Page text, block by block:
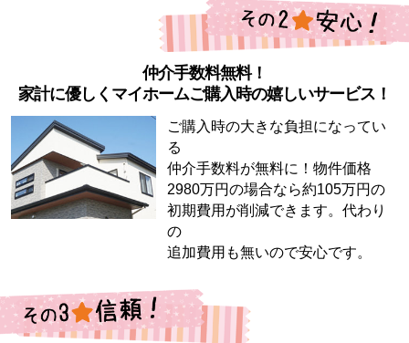
仲介手数料無料！
家計に優しくマイホームご購入時の嬉しいサービス！
ご購入時の大きな負担になってい
る
仲介手数料が無料に！物件価格
2980万円の場合なら約105万円の
初期費用が削減できます。代わり
の
追加費用も無いので安心です。